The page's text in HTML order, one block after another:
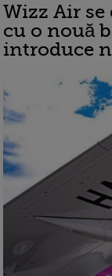
Wizz Air
cu o nouă
introduce